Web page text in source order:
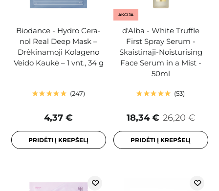
Biodance - Hydro Cera-
nol Real Deep Mask –
Drėkinamoji Kolageno
Veido Kaukė – 1 vnt., 34 g
247
4,37 €
PRIDĖTI Į KREPŠELĮ
AKCIJA
d'Alba - White Truffle
First Spray Serum -
Skaistinaji-Noisturising
Face Serum in a Mist -
50ml
53
26,20 €
18,34 €
PRIDĖTI Į KREPŠELĮ